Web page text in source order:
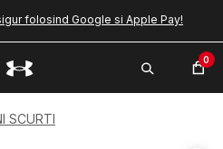
folosind Google si Apple Pay!
0
SCURTI